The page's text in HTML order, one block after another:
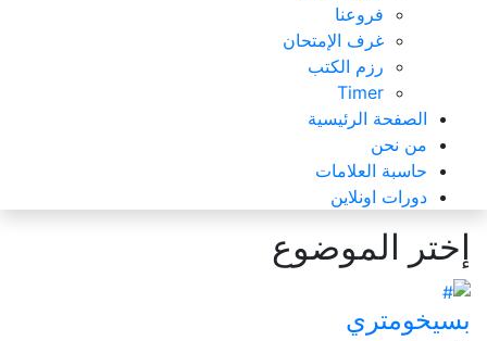
فروعنا
غرف الإمتحان
رزم الكتب
Timer
الصفحة الرئيسية
من نحن
حاسبة العلامات
دورات اونلاين
إختر الموضوع
بسيخومتري